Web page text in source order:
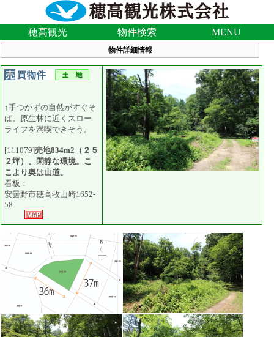
穂高観光 物件検索 MENU
物件詳細情報
↑手つかずの自然がすぐそ
ば。原生林に近くスロー
ライフを満喫できそう。
[111079]売地834m2（２５
２坪）。閑静な環境。こ
こより奥は山道。
看板：
安曇野市穂高牧山崎1652-
58